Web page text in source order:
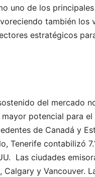
uno de los
también los
estratégicos
del mercado
potencial para el
de Canadá y
Tenerife contabilizó
Las ciudades
y Vancouver.